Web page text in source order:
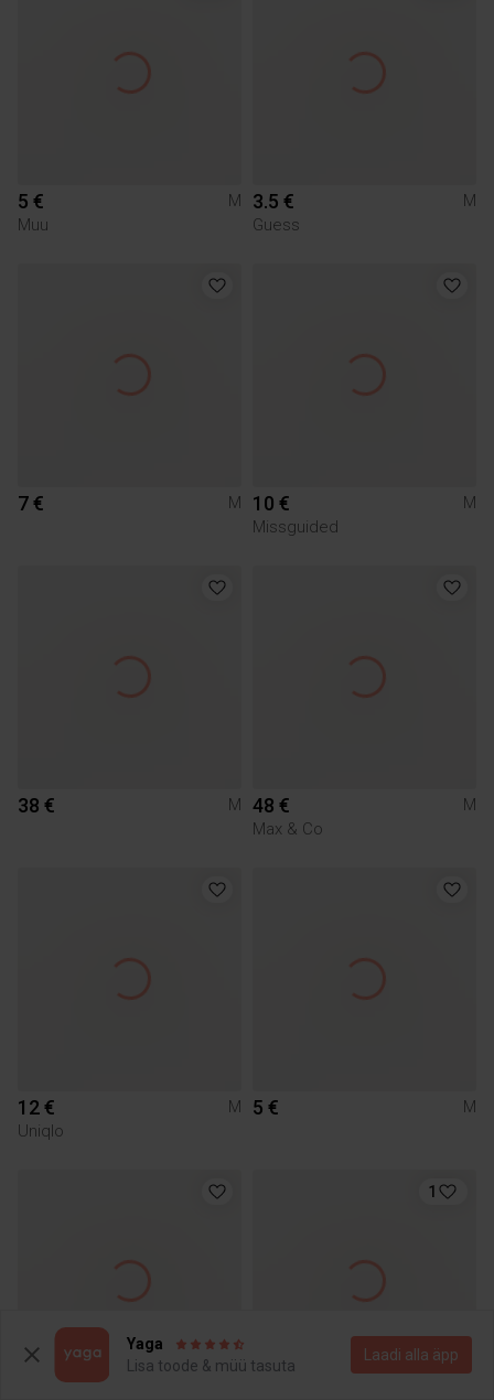
5 €
M
Muu
3.5 €
M
Guess
7 € M 10 €
M
Missguided
38 € M 48 €
M
Max & Co
12 €
M
Uniqlo
5 € M
1
Yaga
Lisa toode & müü tasuta
Laadi alla äpp